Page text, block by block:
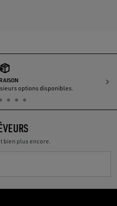
options disponibles.
bien plus encore.